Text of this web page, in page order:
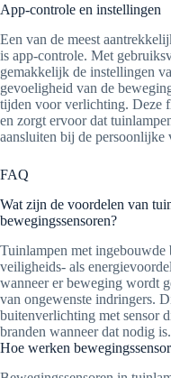
App-controle en instellingen
Een van de meest
is app-controle. Met
gemakkelijk de instellingen
gevoeligheid van de
tijden voor verlichting. Deze
en zorgt ervoor dat
aansluiten bij de persoonlijke
FAQ
Wat zijn de voordelen van
bewegingssensoren?
Tuinlampen met ingebouwde
veiligheids- als
wanneer er beweging wordt
van ongewenste indringers.
buitenverlichting met sensor
branden wanneer dat nodig is.
Hoe werken